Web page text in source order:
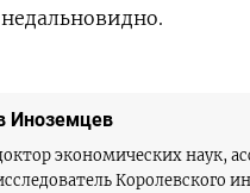
Иноземцев
экономических наук,
Королевского